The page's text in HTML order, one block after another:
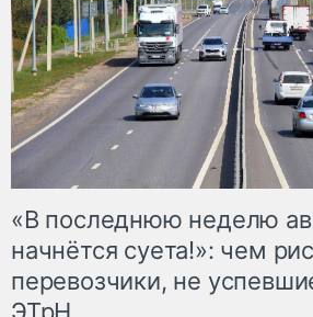
«В последнюю неделю
начнётся суета!»: чем
перевозчики, не